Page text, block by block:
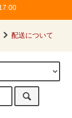
配送について